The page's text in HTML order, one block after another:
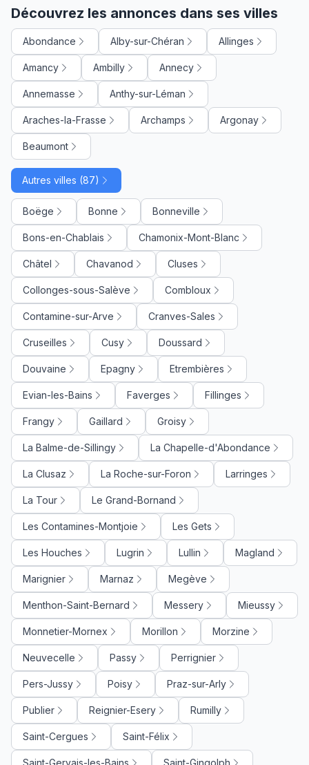
Découvrez les annonces dans ses villes
Abondance Alby-sur-Chéran Allinges
Amancy Ambilly Annecy
Annemasse Anthy-sur-Léman
Araches-la-Frasse Archamps Argonay
Beaumont
Autres villes (87)
Boëge Bonne Bonneville
Bons-en-Chablais Chamonix-Mont-Blanc
Châtel Chavanod Cluses
Collonges-sous-Salève Combloux
Contamine-sur-Arve Cranves-Sales
Cruseilles Cusy Doussard
Douvaine Epagny Etrembières
Evian-les-Bains Faverges Fillinges
Frangy Gaillard Groisy
La Balme-de-Sillingy La Chapelle-d'Abondance
La Clusaz La Roche-sur-Foron Larringes
La Tour Le Grand-Bornand
Les Contamines-Montjoie Les Gets
Les Houches Lugrin Lullin Magland
Marignier Marnaz Megève
Menthon-Saint-Bernard Messery Mieussy
Monnetier-Mornex Morillon Morzine
Neuvecelle Passy Perrignier
Pers-Jussy Poisy Praz-sur-Arly
Publier Reignier-Esery Rumilly
Saint-Cergues Saint-Félix
Saint-Gervais-les-Bains Saint-Gingolph